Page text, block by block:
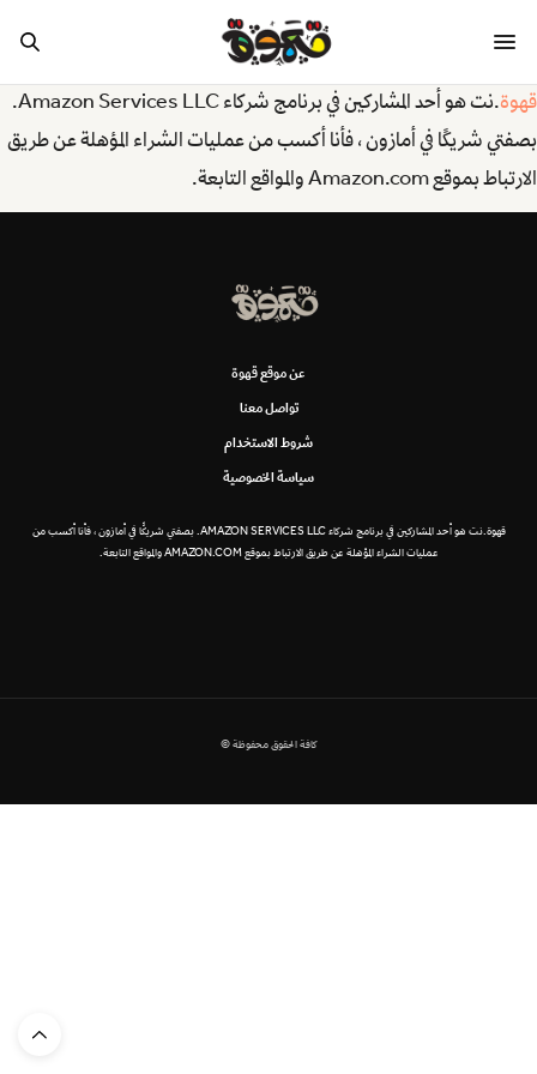
قهوة
.نت هو أحد المشاركين في برنامج شركاء Amazon Services LLC.
بصفتي شريكًا في أمازون ، فأنا أكسب من عمليات الشراء المؤهلة عن طريق
الارتباط بموقع Amazon.com والمواقع التابعة.
عن موقع قهوة
تواصل معنا
شروط الاستخدام
سياسة الخصوصية
قهوة.نت هو أحد المشاركين في برنامج شركاء AMAZON SERVICES LLC. بصفتي شريكًا في أمازون ، فأنا أكسب من
عمليات الشراء المؤهلة عن طريق الارتباط بموقع AMAZON.COM والمواقع التابعة.
كافة الحقوق محفوظة ©